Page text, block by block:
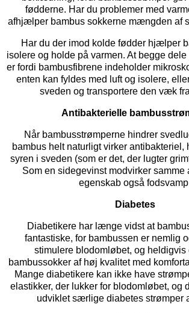
fødderne. Har du problemer med
afhjælper bambus sokkerne mængden af
Har du der imod kolde fødder hjælper
isolere og holde på varmen. At begge
er fordi bambusfibrene indeholder
enten kan fyldes med luft og isolere,
sveden og transportere den væk
Antibakterielle
Når bambusstrømperne hindrer
bambus helt naturligt virker antibakteriel,
syren i sveden (som er det, der lugter
Som en sidegevinst modvirker samme
egenskab også
Diabetes
Diabetikere har længe vidst at
fantastiske, for bambussen er nemlig
stimulere blodomløbet, og heldigvis
bambussokker af høj kvalitet med
Mange diabetikere kan ikke have
elastikker, der lukker for blodomløbet, og
udviklet særlige diabetes strømper